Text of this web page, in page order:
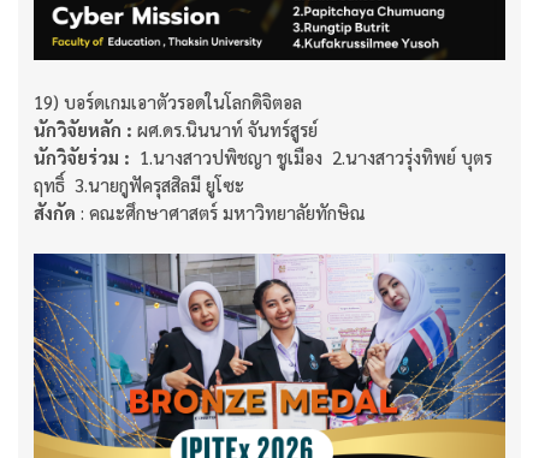
19) บอร์ดเกมเอาตัวรอดในโลกดิจิตอล
นักวิจัยหลัก : ผศ.ดร.นินนาท์ จันทร์สูรย์​​​​​​​
นักวิจัยร่วม : ​​​​​​​ 1.นางสาวปพิชญา ชูเมือง 2.นางสาวรุ่งทิพย์ บุตร
ฤทธิ์ 3.นายกูฟัครุสสิลมี ยูโซะ
สังกัด : คณะศึกษาศาสตร์ มหาวิทยาลัยทักษิณ